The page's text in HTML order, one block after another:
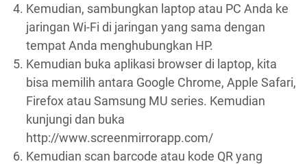
Kemudian, sambungkan laptop atau PC Anda ke
jaringan Wi-Fi di jaringan yang sama dengan
tempat Anda menghubungkan HP.
Kemudian buka aplikasi browser di laptop, kita
bisa memilih antara Google Chrome, Apple Safari,
Firefox atau Samsung MU series. Kemudian
kunjungi dan buka
http://www.screenmirrorapp.com/
Kemudian scan barcode atau kode QR yang